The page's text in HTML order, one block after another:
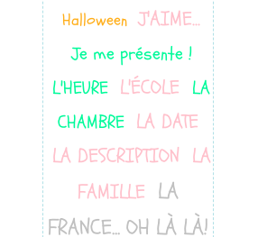
Halloween J'AIME...
Je me présente !
L'HEURE L'ÉCOLE LA
CHAMBRE LA DATE
LA DESCRIPTION LA
FAMILLE LA
FRANCE... OH LÀ LÀ!